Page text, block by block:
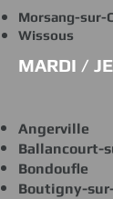
Morsang-sur-
Wissous
MARDI /
Angerville
Ballancourt-
Bondoufle
Boutigny-